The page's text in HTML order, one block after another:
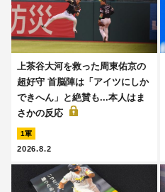
上茶谷大河を救った周東佑京の
超好守 首脳陣は「アイツにしか
できへん」と絶賛も...本人はま
さかの反応
1軍
2026.8.2